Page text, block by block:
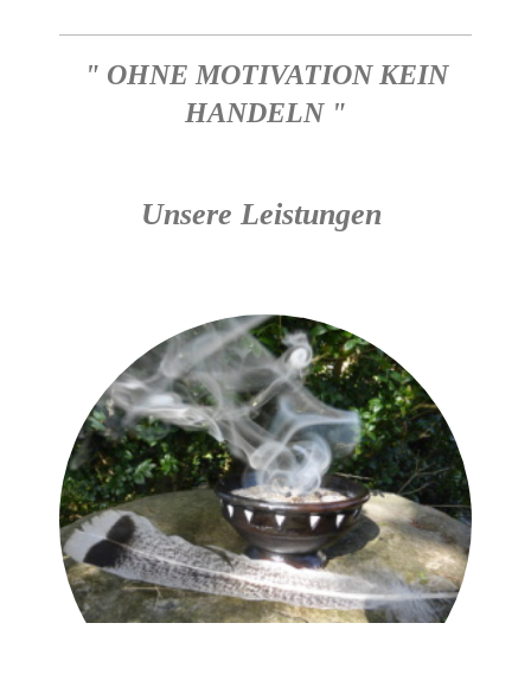
" OHNE MOTIVATION KEIN
HANDELN "
Unsere Leistungen